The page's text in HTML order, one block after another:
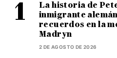
La historia de
inmigrante
recuerdos en la
Madryn
2 DE AGOSTO DE 2026